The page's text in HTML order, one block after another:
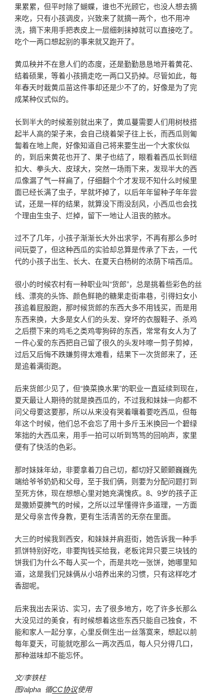
果累累，但平时除了蝴蝶，谁也不光顾它，也没人想去摘
来吃，只有小孩调皮，兴致来了就摘一两个，也不用冲
洗，摘下来用手把表皮上一层细刺抹掉就可以直接吃了。
吃个一两口想起别的事来就又跑开了。
黄瓜秧并不在意人们的态度，还是勤勤恳恳地开着黄花、
结着硕果，等着小孩摘走吃一两口又扔掉。尽管如此，每
年春天时栽黄瓜苗这件事却还是少不了的，好像是为了完
成某种仪式似的。
长到半大的时候差别就出来了，黄瓜蔓需要人们用树枝搭
起半人高的架子来，会自己绕着架子往上长，而西瓜则匍
匐着在地上爬，好像知道自己将来要生出一个大家伙似
的，到后来黄花也开了、果子也结了，眼看着西瓜长到纽
扣大、拳头大、皮球大，突然一场雨下来，发现半大的西
瓜像漏了气一样扁了，仔细翻个个才发现不知什么时候里
面已经长满了虫子，早就坏掉了，以后年年留种子年年尝
试，还是一样的结果，就算没下雨没刮风，小西瓜也会找
个理由生虫子、烂掉，留下一地让人沮丧的脓水。
过不了几年，小孩子渐渐长大外出求学，不再有那么多时
间玩耍了，但这种西瓜的实验却总算是传承了下去，一代
代的小孩子出生、长大、在夏天白杨树的浓荫下啃西瓜。
很小的时候农村有一种职业叫“货郎”，总是挑着些彩色的丝
线、漂亮的头饰、颜色鲜艳的糖果走街串巷，引得妇女小
孩追着屁股跑，那时候货郎的东西大多不用钱买，而是用
东西来换，大多是女人们的头发、穿坏的衣服鞋子、杀鸡
之后攒下来的鸡毛之类鸡零狗碎的东西，常常有女人为了
一件心爱的东西把自己留了很久的头发咔嚓一剪子剪掉，
过后又后悔不跌嫌剪得太难看，结果下一次货郎来了，还
是追着满街跑。
后来货郎少见了，但“换菜换水果”的职业一直延续到现在，
夏天最让人期待的就是换西瓜的，不过我和妹妹一向都不
问父母要这要那，所以从来没有哭着嚷着要吃西瓜，但每
年这个时候，他们总不会忘了用十多斤玉米换回一个碧绿
笨拙的大西瓜来，用手一拍可以听到笃笃的回响声，家里
便有了快活的色彩。
那时妹妹年幼，非要拿着刀自己切，都切好又颤颤巍巍先
端给爷爷奶奶和父母，至于我们俩，则要为分配问题打到
至死方休，现在想想心里对她充满愧疚。8、9岁的孩子正
是撒娇耍脾气的时候，之所以过早懂得许多道理，一方面
是父母亲言传身教，更有生活清苦的无奈在里面。
大三的时候我到西安，和妹妹并肩逛街，她告诉我一种手
抓饼特别好吃，非要掏钱买给我，老板诧异只要三块钱的
饼我们为什么不每人买一个，而是共吃一张饼，她哪里知
道，这是我们兄妹俩从小培养出来的习惯，只有这样吃才
香甜呢。
后来我出去采访、实习，去了很多地方，吃了许多长那么
大没见过的美食，有时候想着这些东西只能自己独食，不
能和家人一起分享，心里反倒生出一丝落寞来，想起以前
每年夏天，可能就吃那么一两次西瓜，每人只分得几口，
那种滋味却不能忘怀。
文/李铁柱
图/alpha 循CC协议使用